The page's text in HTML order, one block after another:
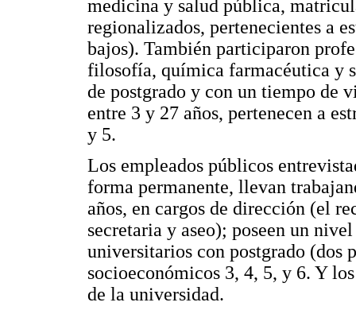
medicina y salud pública,
regionalizados, pertenecientes a
bajos). También participaron
filosofía, química farmacéutica y
de postgrado y con un tiempo de
entre 3 y 27 años, pertenecen a
y 5.
Los empleados públicos
forma permanente, llevan
años, en cargos de dirección (el
secretaria y aseo); poseen un
universitarios con postgrado (dos
socioeconómicos 3, 4, 5, y 6. Y
de la universidad.